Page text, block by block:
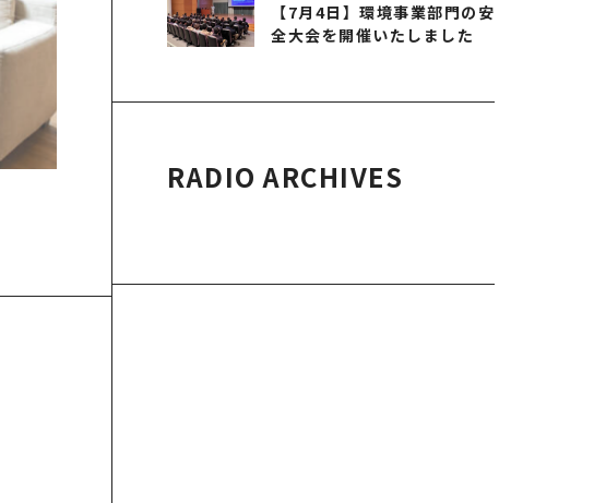
【7月4日】環境事業部門の安
全大会を開催いたしました
RADIO ARCHIVES